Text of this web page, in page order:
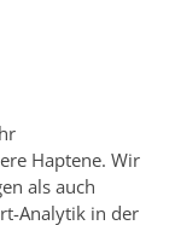
Haptene. Wir
als auch
Analytik in der